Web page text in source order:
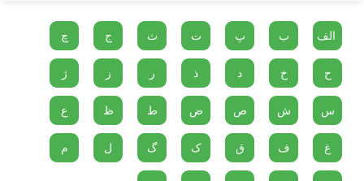
الف ب پ ت ث ج چ
ح خ د ذ ر ز ژ
س ش ص ض ط ظ ع
غ ف ق ک گ ل م